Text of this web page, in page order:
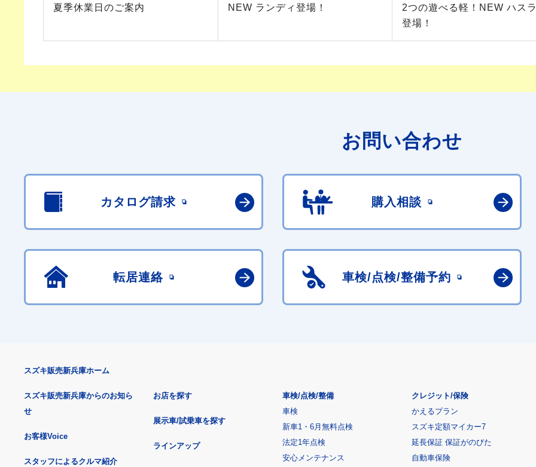
夏季休業日のご案内 NEW ランディ登場！
2つの遊べる軽！NEW ハス
登場！
お問い合わせ
カタログ請求 購入相談
転居連絡 車検/点検/整備予約
スズキ販売新兵庫ホーム
スズキ販売新兵庫からのお知ら
せ
お客様Voice
スタッフによるクルマ紹介
お店を探す
展示車/試乗車を探す
ラインアップ
車検/点検/整備
車検
新車1・6月無料点検
法定1年点検
安心メンテナンス
クレジット/保険
かえるプラン
スズキ定額マイカー7
延長保証 保証がのびた
自動車保険